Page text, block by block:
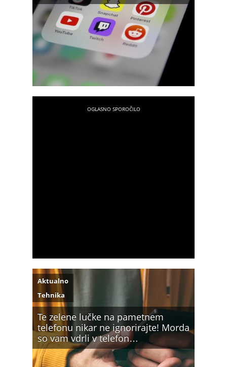
Te zelene lučke na pametnem
telefonu nikar ne ignorirajte! Morda
so vam vdrli v telefon…
Aktualno
Tehnika